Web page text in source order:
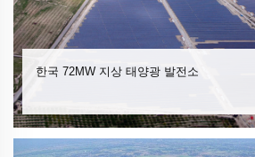
한국 72MW 지상 태양광 발전소